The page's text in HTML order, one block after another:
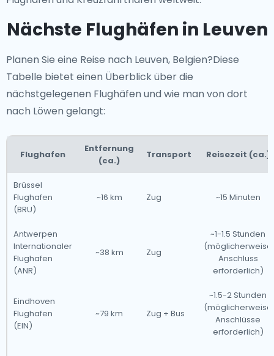
Nächste Flughäfen in Leuven
Planen Sie eine Reise nach Leuven, Belgien?Diese
Tabelle bietet einen Überblick über die
nächstgelegenen Flughäfen und wie man von dort
nach Löwen gelangt:
Flughafen
Entfernung
(ca.)
Transport Reisezeit (ca.)
Brüssel
Flughafen
(BRU)
~16 km Zug ~15 Minuten
Antwerpen
Internationaler
Flughafen
(ANR)
~38 km Zug
~1-1.5 Stunden
(möglicherweise
Anschluss
erforderlich)
Eindhoven
Flughafen
(EIN)
~79 km Zug + Bus
~1.5-2 Stunden
(möglicherweise
Anschlüsse
erforderlich)